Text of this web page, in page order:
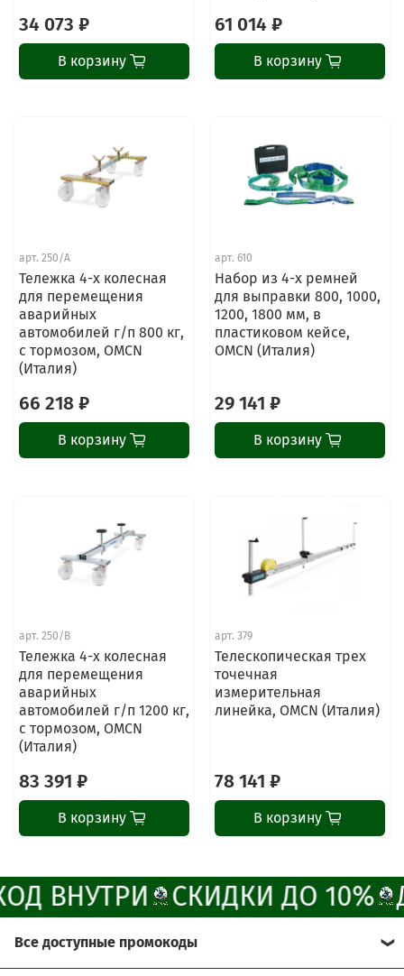
34 073 ₽
В корзину
61 014 ₽
В корзину
арт. 250/A
Тележка 4-х колесная
для перемещения
аварийных
автомобилей г/п 800 кг,
с тормозом, OMCN
(Италия)
66 218 ₽
В корзину
арт. 610
Набор из 4-х ремней
для выправки 800, 1000,
1200, 1800 мм, в
пластиковом кейсе,
OMCN (Италия)
29 141 ₽
В корзину
арт. 250/B
Тележка 4-х колесная
для перемещения
аварийных
автомобилей г/п 1200 кг,
с тормозом, OMCN
(Италия)
83 391 ₽
В корзину
арт. 379
Телескопическая трех
точечная
измерительная
линейка, OMCN (Италия)
78 141 ₽
В корзину
ВНУТРИ СКИДКИ ДО 10%
Все доступные промокоды
ChatApp
Наши мессенджеры
Свяжитесь с нами через любой удобный
мессенджер!
Написать менеджеру в MAX
Отдел продаж и сервис
Позвонить